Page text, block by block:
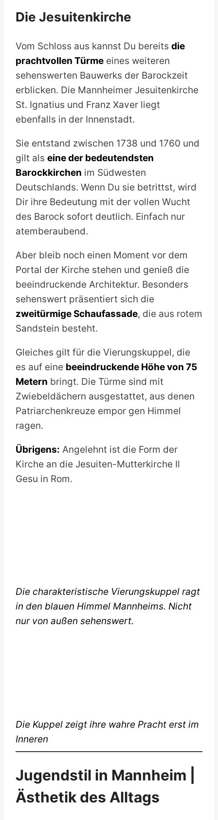
Die Jesuitenkirche
Vom Schloss aus kannst Du bereits die
prachtvollen Türme eines weiteren
sehenswerten Bauwerks der Barockzeit
erblicken. Die Mannheimer Jesuitenkirche
St. Ignatius und Franz Xaver liegt
ebenfalls in der Innenstadt.
Sie entstand zwischen 1738 und 1760 und
gilt als eine der bedeutendsten
Barockkirchen im Südwesten
Deutschlands. Wenn Du sie betrittst, wird
Dir ihre Bedeutung mit der vollen Wucht
des Barock sofort deutlich. Einfach nur
atemberaubend.
Aber bleib noch einen Moment vor dem
Portal der Kirche stehen und genieß die
beeindruckende Architektur. Besonders
sehenswert präsentiert sich die
zweitürmige Schaufassade, die aus rotem
Sandstein besteht.
Gleiches gilt für die Vierungskuppel, die
es auf eine beeindruckende Höhe von 75
Metern bringt. Die Türme sind mit
Zwiebeldächern ausgestattet, aus denen
Patriarchenkreuze empor gen Himmel
ragen.
Übrigens: Angelehnt ist die Form der
Kirche an die Jesuiten-Mutterkirche Il
Gesu in Rom.
Die charakteristische Vierungskuppel ragt
in den blauen Himmel Mannheims. Nicht
nur von außen sehenswert.
Die Kuppel zeigt ihre wahre Pracht erst im
Inneren
Jugendstil in Mannheim |
Ästhetik des Alltags